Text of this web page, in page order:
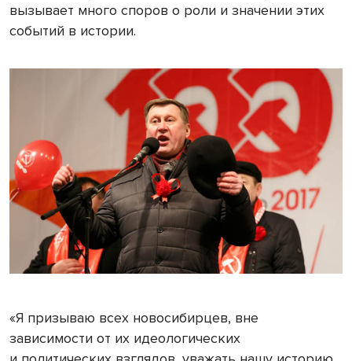
вызывает много споров о роли и значении этих
событий в истории.
«Я призываю всех новосибирцев, вне
зависимости от их идеологических